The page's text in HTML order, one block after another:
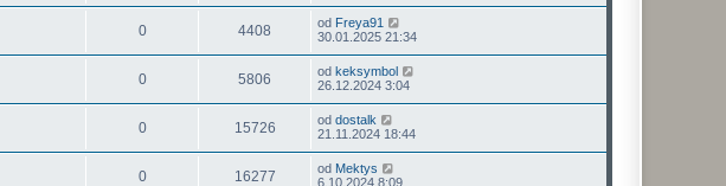
0 4408 od Freya91
30.01.2025 21:34
0 5806 od keksymbol
26.12.2024 3:04
0 15726 od dostalk
21.11.2024 18:44
0 16277 od Mektys
6.10.2024 8:09